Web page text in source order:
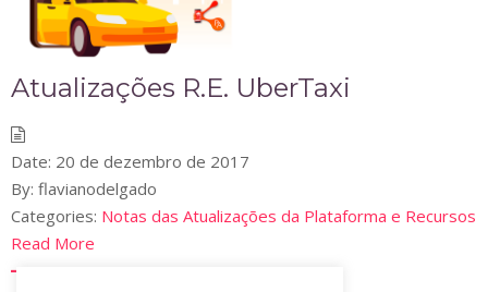
Atualizações R.E. UberTaxi
Date: 20 de dezembro de 2017
By: flavianodelgado
Categories: Notas das Atualizações da Plataforma e Recursos
Read More